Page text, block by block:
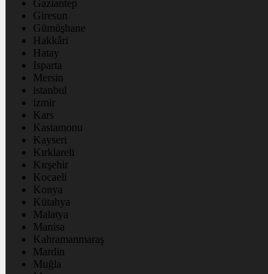
Gaziantep
Giresun
Gümüşhane
Hakkâri
Hatay
Isparta
Mersin
istanbul
izmir
Kars
Kastamonu
Kayseri
Kırklareli
Kırşehir
Kocaeli
Konya
Kütahya
Malatya
Manisa
Kahramanmaraş
Mardin
Muğla